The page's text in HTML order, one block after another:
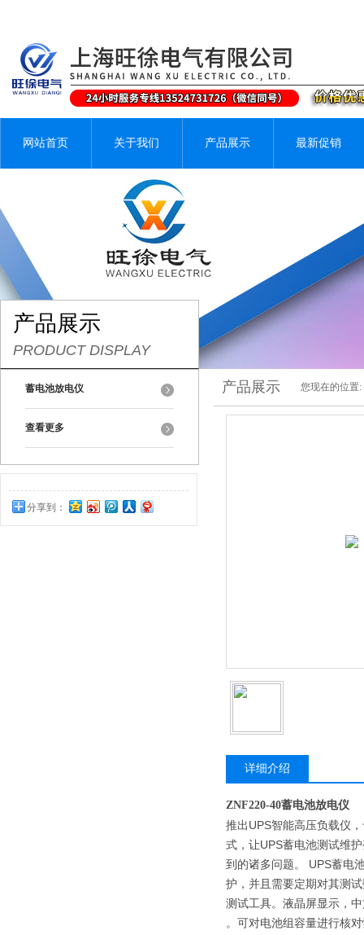
网站首页 关于我们 产品展示 最新促销
产品展示
PRODUCT DISPLAY
蓄电池放电仪
查看更多
分享到：
产品展示 您现在的位置:
详细介绍
ZNF220-40蓄电池放电仪
推出UPS智能高压负载仪
式，让UPS蓄电池测试维
到的诸多问题。 UPS蓄电
护，并且需要定期对其测
测试工具。液晶屏显示，
。可对电池组容量进行核